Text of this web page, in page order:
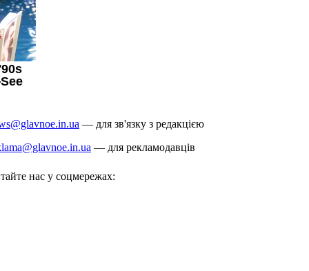
— для зв'язку з редакцією
— для рекламодавців
нас у соцмережах: